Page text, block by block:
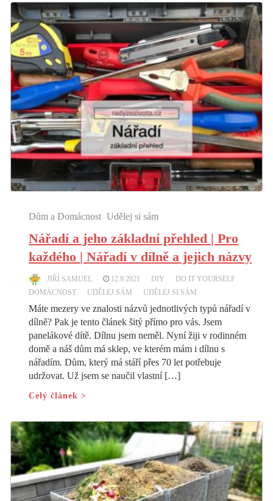
Dům a Domácnost Udělej si sám
Nářadí a jeho základní přehled | Pro
každého | Nářadí v dílně a jejich názvy
JIŘÍ SAMUEL 12.9.2021 DIY
DO IT YOURSELF
DOMÁCNOST
UDĚLEJ SÁM UDĚLEJ SI SÁM
Máte mezery ve znalosti názvů jednotlivých typů nářadí v
dílně? Pak je tento článek šitý přímo pro vás. Jsem
panelákové dítě. Dílnu jsem neměl. Nyní žiji v rodinném
domě a náš dům má sklep, ve kterém mám i dílnu s
nářadím. Dům, který má stáří přes 70 let potřebuje
udržovat. Už jsem se naučil vlastní […]
Celý článek >